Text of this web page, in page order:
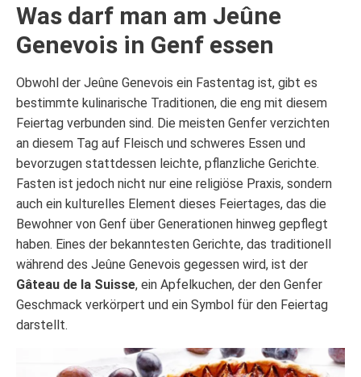
Was darf man am Jeûne
Genevois in Genf essen
Obwohl der Jeûne Genevois ein Fastentag ist, gibt es
bestimmte kulinarische Traditionen, die eng mit diesem
Feiertag verbunden sind. Die meisten Genfer verzichten
an diesem Tag auf Fleisch und schweres Essen und
bevorzugen stattdessen leichte, pflanzliche Gerichte.
Fasten ist jedoch nicht nur eine religiöse Praxis, sondern
auch ein kulturelles Element dieses Feiertages, das die
Bewohner von Genf über Generationen hinweg gepflegt
haben. Eines der bekanntesten Gerichte, das traditionell
während des Jeûne Genevois gegessen wird, ist der
Gâteau de la Suisse, ein Apfelkuchen, der den Genfer
Geschmack verkörpert und ein Symbol für den Feiertag
darstellt.